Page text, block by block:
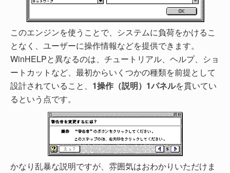
このエンジンを使うことで、システムに負荷をかけるこ
となく、ユーザーに操作情報などを提供できます。
WinHELPと異なるのは、チュートリアル、ヘルプ、ショ
ートカットなど、最初からいくつかの種類を前提として
設計されていること、 1操作（説明）1パネルを貫いてい
るという点です。
かなり乱暴な説明ですが、雰囲気はおわかりいただけま